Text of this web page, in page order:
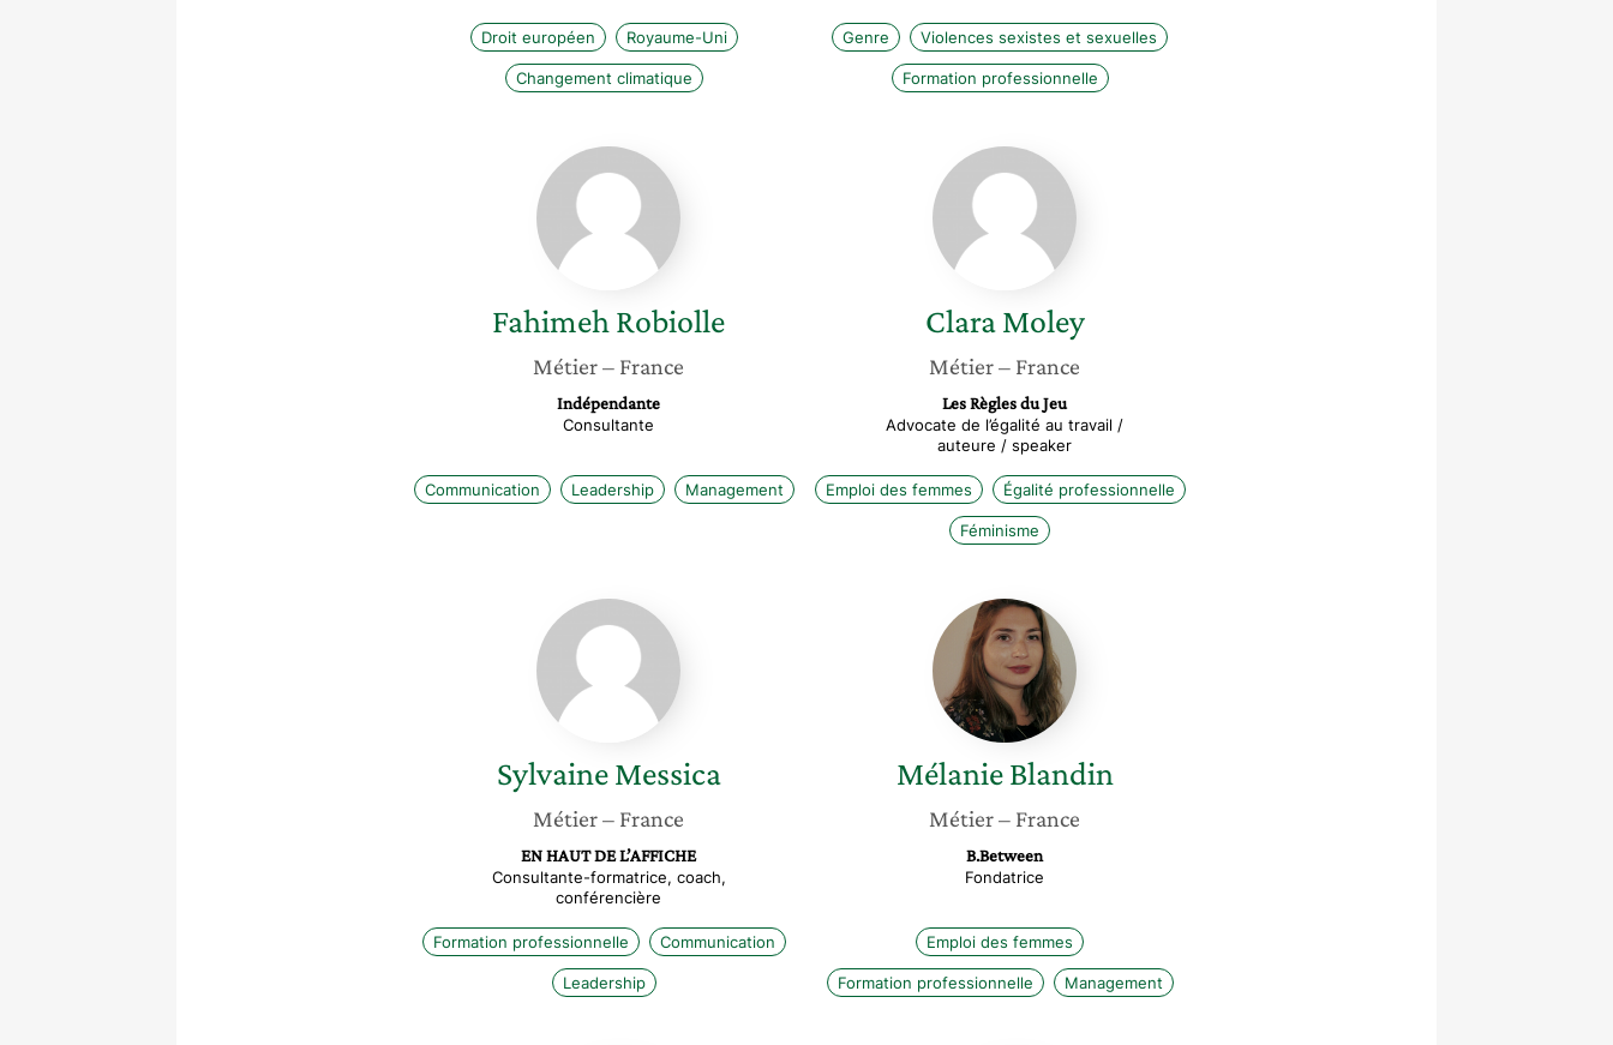
Droit européen Royaume-Uni
Changement climatique
Genre Violences sexistes et sexuelles
Formation professionnelle
Fahimeh
Robiolle
Fahimeh Robiolle
Métier– France
Indépendante
Consultante
Communication Leadership Management
Clara
Moley
Clara Moley
Métier– France
Les Règles du Jeu
Advocate de l’égalité au travail /
auteure / speaker
Emploi des femmes Égalité professionnelle
Féminisme
Sylvaine
Messica
Sylvaine Messica
Métier– France
EN HAUT DE L’AFFICHE
Consultante-formatrice, coach,
conférencière
Formation professionnelle Communication
Leadership
Mélanie
Blandin
Mélanie Blandin
Métier– France
B.Between
Fondatrice
Emploi des femmes
Formation professionnelle Management